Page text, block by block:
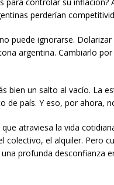
perderían
puede ignorarse.
argentina. Cambiarlo
bien un salto al vacío. La
país. Y eso, por ahora,
atraviesa la vida
el alquiler. Pero
profunda desconfianza